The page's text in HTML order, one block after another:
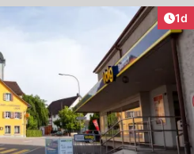
1d